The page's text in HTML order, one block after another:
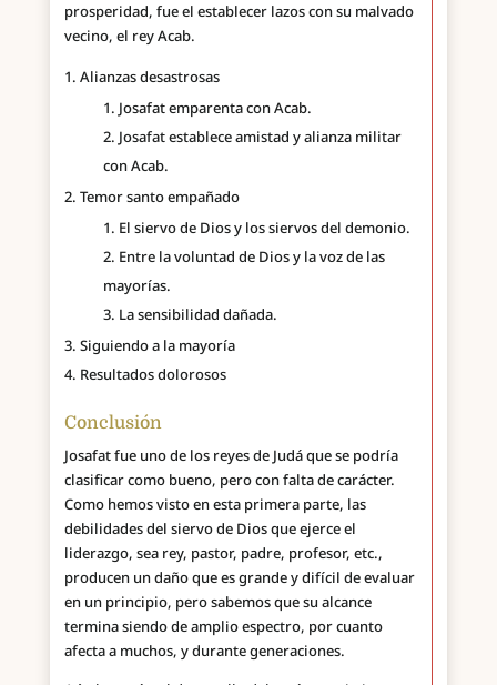
prosperidad, fue el establecer lazos con su malvado
vecino, el rey Acab.
Alianzas desastrosas
Josafat emparenta con Acab.
Josafat establece amistad y alianza militar
con Acab.
Temor santo empañado
El siervo de Dios y los siervos del demonio.
Entre la voluntad de Dios y la voz de las
mayorías.
La sensibilidad dañada.
Siguiendo a la mayoría
Resultados dolorosos
Conclusión
Josafat fue uno de los reyes de Judá que se podría
clasificar como bueno, pero con falta de carácter.
Como hemos visto en esta primera parte, las
debilidades del siervo de Dios que ejerce el
liderazgo, sea rey, pastor, padre, profesor, etc.,
producen un daño que es grande y difícil de evaluar
en un principio, pero sabemos que su alcance
termina siendo de amplio espectro, por cuanto
afecta a muchos, y durante generaciones.